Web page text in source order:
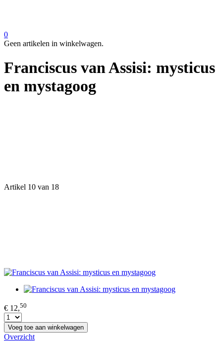
0
Geen artikelen in winkelwagen.
Franciscus van Assisi: mysticus
en mystagoog
Artikel 10 van 18
€ 12,50
Voeg toe aan winkelwagen
Overzicht